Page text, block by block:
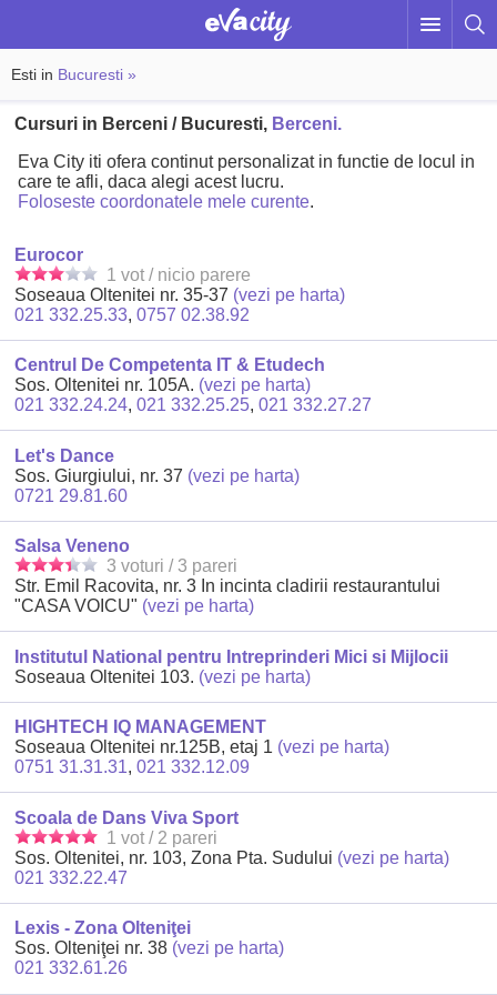
Esti in Bucuresti »
Cursuri in Berceni / Bucuresti, Berceni.
Eva City iti ofera continut personalizat in functie de locul in
care te afli, daca alegi acest lucru.
Foloseste coordonatele mele curente.
Eurocor
1 vot / nicio parere
Soseaua Oltenitei nr. 35-37 (vezi pe harta)
021 332.25.33,0757 02.38.92
Centrul De Competenta IT & Etudech
Sos. Oltenitei nr. 105A. (vezi pe harta)
021 332.24.24,021 332.25.25,021 332.27.27
Let's Dance
Sos. Giurgiului, nr. 37 (vezi pe harta)
0721 29.81.60
Salsa Veneno
3 voturi / 3 pareri
Str. Emil Racovita, nr. 3 In incinta cladirii restaurantului
"CASA VOICU" (vezi pe harta)
Institutul National pentru Intreprinderi Mici si Mijlocii
Soseaua Oltenitei 103. (vezi pe harta)
HIGHTECH IQ MANAGEMENT
Soseaua Oltenitei nr.125B, etaj 1 (vezi pe harta)
0751 31.31.31,021 332.12.09
Scoala de Dans Viva Sport
1 vot / 2 pareri
Sos. Oltenitei, nr. 103, Zona Pta. Sudului (vezi pe harta)
021 332.22.47
Lexis - Zona Olteniţei
Sos. Olteniţei nr. 38 (vezi pe harta)
021 332.61.26